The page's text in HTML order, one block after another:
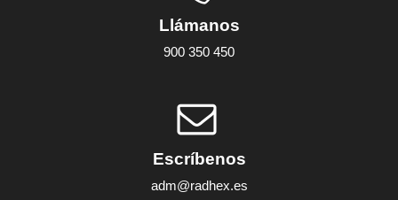
Llámanos
900 350 450
Escríbenos
adm@radhex.es